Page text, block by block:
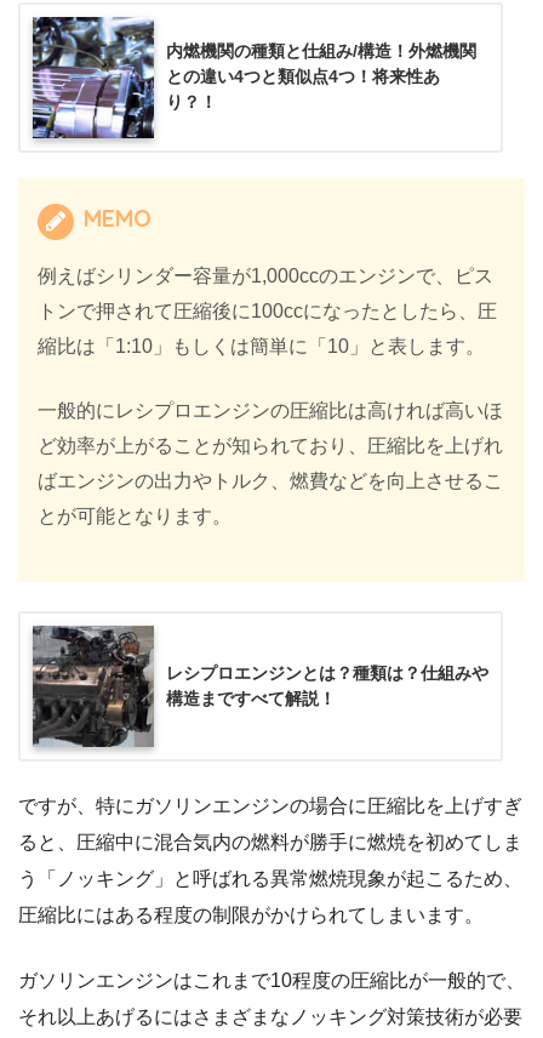
内燃機関の種類と仕組み/構造！外燃機関
との違い4つと類似点4つ！将来性あ
り？！
MEMO
例えばシリンダー容量が1,000ccのエンジンで、ピス
トンで押されて圧縮後に100ccになったとしたら、圧
縮比は「1:10」もしくは簡単に「10」と表します。
一般的にレシプロエンジンの圧縮比は高ければ高いほ
ど効率が上がることが知られており、圧縮比を上げれ
ばエンジンの出力やトルク、燃費などを向上させるこ
とが可能となります。
レシプロエンジンとは？種類は？仕組みや
構造まですべて解説！
ですが、特にガソリンエンジンの場合に圧縮比を上げすぎ
ると、圧縮中に混合気内の燃料が勝手に燃焼を初めてしま
う「ノッキング」と呼ばれる異常燃焼現象が起こるため、
圧縮比にはある程度の制限がかけられてしまいます。
ガソリンエンジンはこれまで10程度の圧縮比が一般的で、
それ以上あげるにはさまざまなノッキング対策技術が必要